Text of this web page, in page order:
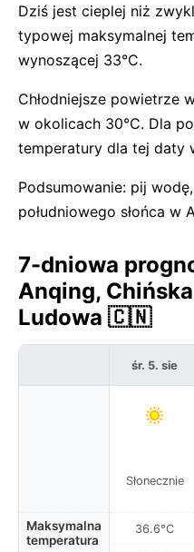
Dziś jest cieplej niż
typowej maksymalnej
wynoszącej 33°C.
Chłodniejsze powietrze
w okolicach 30°C. Dla
temperatury dla tej daty
Podsumowanie: pij
południowego słońca w
7-dniowa
Anqing,
Ludowa 🇨🇳
Maksymalna
temperatura
śr. 5. sie
Słonecznie
36.6°C